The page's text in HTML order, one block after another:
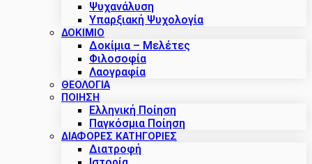
Ψυχανάλυση
Υπαρξιακή Ψυχολογία
ΔΟΚΊΜΙΟ
Δοκίμια – Μελέτες
Φιλοσοφία
Λαογραφία
ΘΕΟΛΟΓΙΑ
ΠΟΙΗΣΗ
Ελληνική Ποίηση
Παγκόσμια Ποίηση
ΔΙΑΦΟΡΕΣ ΚΑΤΗΓΟΡΙΕΣ
Διατροφή